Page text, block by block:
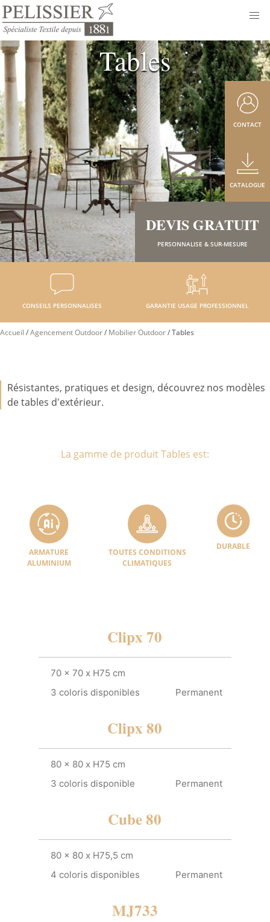
Tables
CONSEILS PERSONNALISES GARANTIE USAGE PROFESSIONNEL
DEVIS GRATUIT
PERSONNALISE & SUR-MESURE
CATALOGUE
CONTACT
Accueil /Agencement Outdoor/ Mobilier Outdoor/Tables
Résistantes, pratiques et design, découvrez nos modèles
de tables d'extérieur.
La gamme de produit Tables est:
ARMATURE
ALUMINIUM
TOUTES CONDITIONS
CLIMATIQUES
DURABLE
Clipx 70
70 x 70 x H75 cm
3 coloris disponibles
Permanent
Clipx 80
80 x 80 x H75 cm
3 coloris disponible
Permanent
Cube 80
80 x 80 x H75,5 cm
4 coloris disponibles
Permanent
MJ733